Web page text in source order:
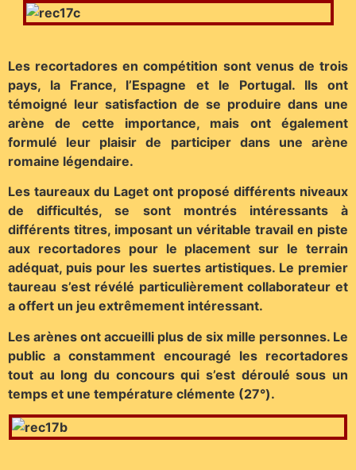
Les recortadores en compétition sont venus de trois
pays, la France, l’Espagne et le Portugal. Ils ont
témoigné leur satisfaction de se produire dans une
arène de cette importance, mais ont également
formulé leur plaisir de participer dans une arène
romaine légendaire.
Les taureaux du Laget ont proposé différents niveaux
de difficultés, se sont montrés intéressants à
différents titres, imposant un véritable travail en piste
aux recortadores pour le placement sur le terrain
adéquat, puis pour les suertes artistiques. Le premier
taureau s’est révélé particulièrement collaborateur et
a offert un jeu extrêmement intéressant.
Les arènes ont accueilli plus de six mille personnes. Le
public a constamment encouragé les recortadores
tout au long du concours qui s’est déroulé sous un
temps et une température clémente (27°).